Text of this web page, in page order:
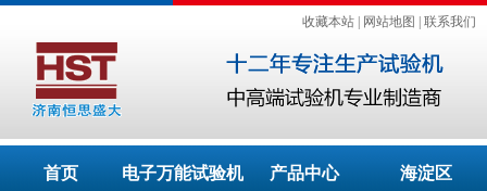
收藏本站 网站地图 联系我们
首页 电子万能试验机 产品中心 海淀区